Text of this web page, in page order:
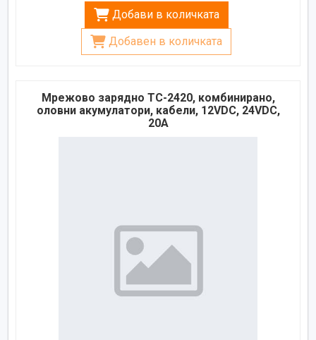
Добави в количката
Добавен в количката
Мрежово зарядно TC-2420, комбинирано,
оловни акумулатори, кабели, 12VDC, 24VDC,
20A